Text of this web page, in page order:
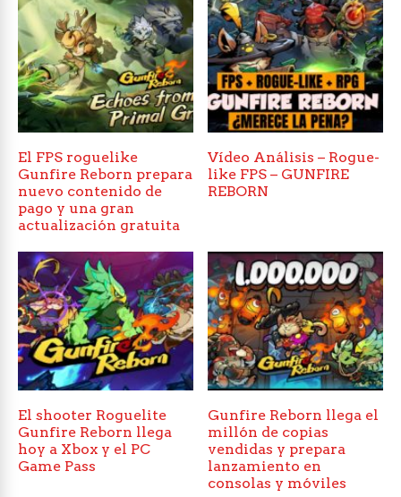
El FPS roguelike
Gunfire Reborn prepara
nuevo contenido de
pago y una gran
actualización gratuita
Vídeo Análisis – Rogue-
like FPS – GUNFIRE
REBORN
El shooter Roguelite
Gunfire Reborn llega
hoy a Xbox y el PC
Game Pass
Gunfire Reborn llega el
millón de copias
vendidas y prepara
lanzamiento en
consolas y móviles